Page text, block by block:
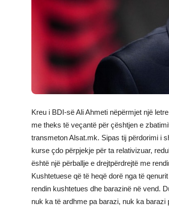
Kreu i BDI-së Ali Ahmeti nëpërmjet një
me theks të veçantë për çështjen e
transmeton Alsat.mk. Sipas tij përdorimi i
kurse çdo përpjekje për ta relativizuar,
është një përballje e drejtpërdrejtë me
Kushtetuese që të heqë dorë nga të
rendin kushtetues dhe barazinë në vend.
nuk ka të ardhme pa barazi, nuk ka